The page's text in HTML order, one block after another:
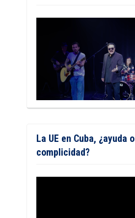
La UE en Cuba, ¿ayuda o
complicidad?